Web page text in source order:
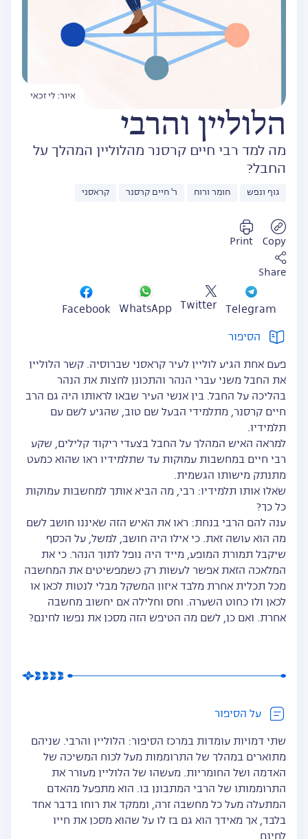
איור: לי זכאי
הלוליין והרבי
מה למד רבי חיים קרסנר מהלוליין המהלך על
החבל?
גוף ונפש חומר ורוח ר' חיים קרסנר קראסני
Copy
Print
Share
Telegram
Twitter
WhatsApp
Facebook
הסיפור
פעם אחת הגיע לוליין לעיר קראסני שברוסיה. קשר הלוליין
את החבל משני עברי הנהר והתכונן לחצות את הנהר
בהליכה על החבל. בין אנשי העיר שבאו לראותו היה גם הרב
חיים קרסנר, מתלמידי הבעל שם טוב, שהגיע לשם עם
תלמידיו.
למראה האיש המהלך על החבל בצעדי ריקוד קלילים, שקע
רבי חיים במחשבות עמוקות עד שתלמידיו ראו שהוא כמעט
מתנתק מישותו הגשמית.
שאלו אותו תלמידיו: רבי, מה הביא אותך למחשבות עמוקות
כל כך?
ענה להם הרבי בנחת: ראו את האיש הזה שאיננו חושב לשם
מה הוא עושה זאת. כי אילו היה חושב, למשל, על הכסף
שיקבל תמורת המופע, מייד היה נופל לתוך הנהר. כי את
המלאכה הזאת אפשר לעשות רק כשמפשיטים את המחשבה
מכל תכלית אחרת מלבד איזון המשקל מבלי לנטות לכאן או
לכאן ולו כחוט השערה. וחס וחלילה אם יחשוב מחשבה
אחרת. ואם כן, לשם מה הטיפש הזה מסכן את נפשו לחינם?
על הסיפור
שתי דמויות עומדות במרכז הסיפור: הלוליין והרבי. שניהם
מתוארים במהלך של התרוממות מעל לכוח המשיכה של
האדמה ושל החומריות. מעשהו של הלוליין מעורר את
התרוממותו של הרבי המתבונן בו. הוא מתפעל מהאדם
המתעלה מעל כל מחשבה זרה, וממקד את רוחו בדבר אחד
בלבד, אך מאידך הוא גם בז לו על שהוא מסכן את חייו